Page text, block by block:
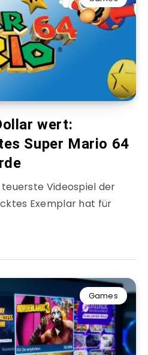
wert:
Super Mario 64
Videospiel der
Exemplar hat für
Games